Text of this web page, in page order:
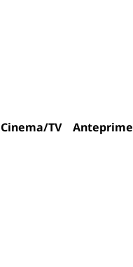
Cinema/TV Anteprime